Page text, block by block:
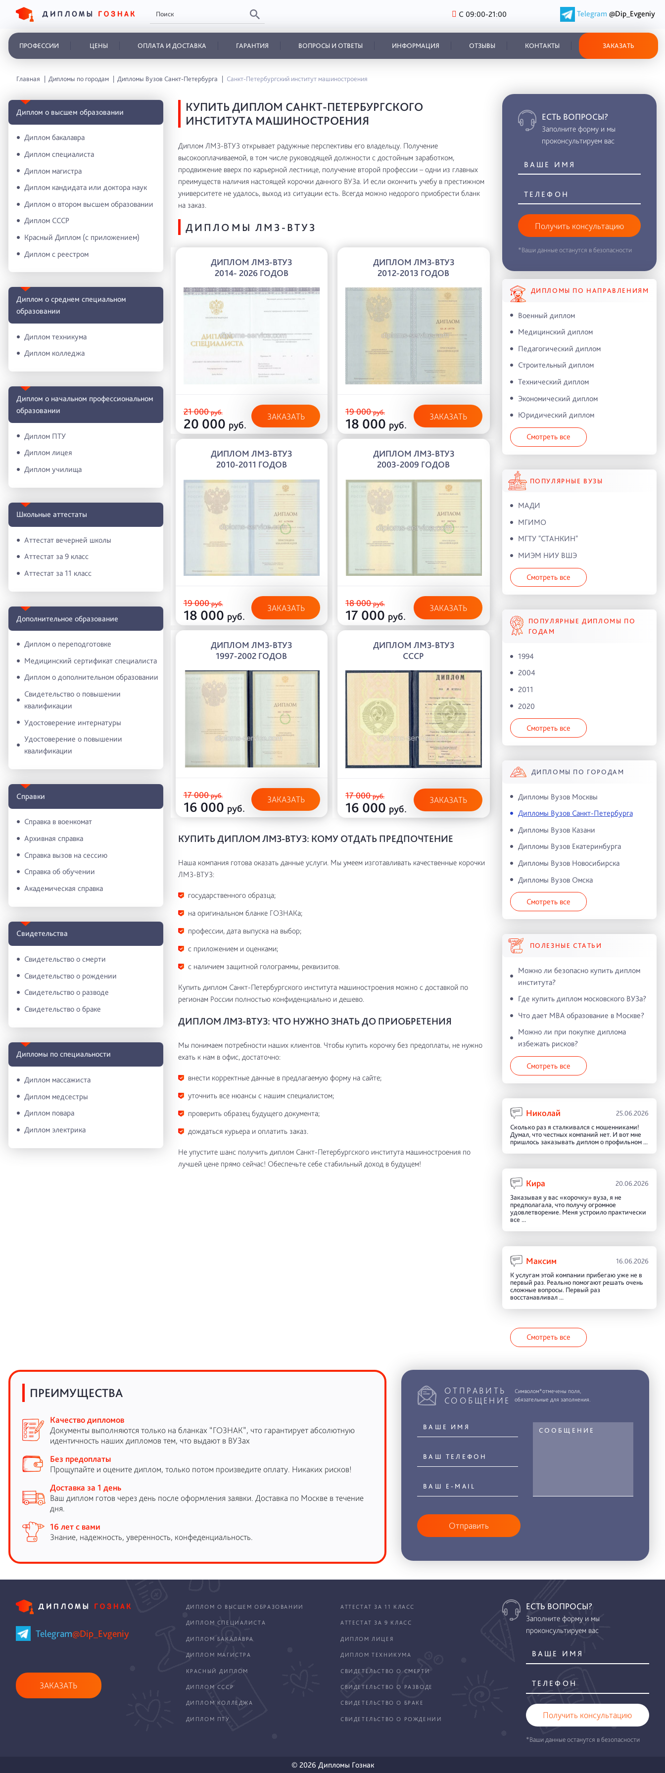
С 09:00-21:00 Telegram @Dip_Evgeniy
ПРОФЕССИИ ЦЕНЫ ОПЛАТА И ДОСТАВКА ГАРАНТИЯ ВОПРОСЫ И ОТВЕТЫ ИНФОРМАЦИЯ ОТЗЫВЫ КОНТАКТЫ ЗАКАЗАТЬ
Главная Дипломы по городам Дипломы Вузов Санкт-Петербурга Санкт-Петербургский институт машиностроения
Диплом о высшем образовании
Диплом бакалавра
Диплом специалиста
Диплом магистра
Диплом кандидата или доктора наук
Диплом о втором высшем образовании
Диплом СССР
Красный Диплом (с приложением)
Диплом с реестром
Диплом о среднем специальном
образовании
Диплом техникума
Диплом колледжа
Диплом о начальном профессиональном
oбразовании
Диплом ПТУ
Диплом лицея
Диплом училища
Школьные аттестаты
Аттестат вечерней школы
Аттестат за 9 класс
Аттестат за 11 класс
Дополнительное образование
Диплом о переподготовке
Медицинский сертификат специалиста
Диплом о дополнительном образовании
Свидетельство о повышении
квалификации
Удостоверение интернатуры
Удостоверение о повышении
квалификации
Справки
Справка в военкомат
Архивная справка
Справка вызов на сессию
Справка об обучении
Академическая справка
Свидетельства
Свидетельство о смерти
Свидетельство о рождении
Свидетельство о разводе
Свидетельство о браке
Дипломы по специальности
Диплом массажиста
Диплом медсестры
Диплом повара
Диплом электрика
КУПИТЬ ДИПЛОМ САНКТ-ПЕТЕРБУРГСКОГО
ИНСТИТУТА МАШИНОСТРОЕНИЯ
Диплом ЛМЗ-ВТУЗ открывает радужные перспективы его владельцу. Получение
высокооплачиваемой, в том числе руководящей должности с достойным заработком,
продвижение вверх по карьерной лестнице, получение второй профессии – одни из главных
преимуществ наличия настоящей корочки данного ВУЗа. И если окончить учебу в престижном
университете не удалось, выход из ситуации есть. Всегда можно недорого приобрести бланк
на заказ.
ДИПЛОМЫ ЛМЗ-ВТУЗ
ДИПЛОМ ЛМЗ-ВТУЗ
2014- 2026 ГОДОВ
21 000руб.
20 000 руб.
ЗАКАЗАТЬ
ДИПЛОМ ЛМЗ-ВТУЗ
2012-2013 ГОДОВ
19 000руб.
18 000 руб.
ЗАКАЗАТЬ
ДИПЛОМ ЛМЗ-ВТУЗ
2010-2011 ГОДОВ
19 000руб.
18 000 руб.
ЗАКАЗАТЬ
ДИПЛОМ ЛМЗ-ВТУЗ
2003-2009 ГОДОВ
18 000руб.
17 000 руб.
ЗАКАЗАТЬ
ДИПЛОМ ЛМЗ-ВТУЗ
1997-2002 ГОДОВ
17 000руб.
16 000 руб.
ЗАКАЗАТЬ
ДИПЛОМ ЛМЗ-ВТУЗ
СССР
17 000руб.
16 000 руб.
ЗАКАЗАТЬ
КУПИТЬ ДИПЛОМ ЛМЗ-ВТУЗ: КОМУ ОТДАТЬ ПРЕДПОЧТЕНИЕ
Наша компания готова оказать данные услуги. Мы умеем изготавливать качественные корочки
ЛМЗ-ВТУЗ:
государственного образца;
на оригинальном бланке ГОЗНАКа;
профессии, дата выпуска на выбор;
с приложением и оценками;
с наличием защитной голограммы, реквизитов.
Купить диплом Санкт-Петербургского института машиностроения можно с доставкой по
регионам России полностью конфиденциально и дешево.
ДИПЛОМ ЛМЗ-ВТУЗ: ЧТО НУЖНО ЗНАТЬ ДО ПРИОБРЕТЕНИЯ
Мы понимаем потребности наших клиентов. Чтобы купить корочку без предоплаты, не нужно
ехать к нам в офис, достаточно:
внести корректные данные в предлагаемую форму на сайте;
уточнить все нюансы с нашим специалистом;
проверить образец будущего документа;
дождаться курьера и оплатить заказ.
Не упустите шанс получить диплом Санкт-Петербургского института машиностроения по
лучшей цене прямо сейчас! Обеспечьте себе стабильный доход в будущем!
ЕСТЬ ВОПРОСЫ?
Заполните форму и мы
проконсультируем вас
Получить консультацию
*Ваши данные останутся в безопасности
ДИПЛОМЫ ПО НАПРАВЛЕНИЯМ
Военный диплом
Медицинский диплом
Педагогический диплом
Строительный диплом
Технический диплом
Экономический диплом
Юридический диплом
Смотреть все
ПОПУЛЯРНЫЕ ВУЗЫ
МАДИ
МГИМО
МГТУ "СТАНКИН"
МИЭМ НИУ ВШЭ
Смотреть все
ПОПУЛЯРНЫЕ ДИПЛОМЫ ПО
ГОДАМ
1994
2004
2011
2020
Смотреть все
ДИПЛОМЫ ПО ГОРОДАМ
Дипломы Вузов Москвы
Дипломы Вузов Санкт-Петербурга
Дипломы Вузов Казани
Дипломы Вузов Екатеринбурга
Дипломы Вузов Новосибирска
Дипломы Вузов Омска
Смотреть все
ПОЛЕЗНЫЕ СТАТЬИ
Можно ли безопасно купить диплом
института?
Где купить диплом московского ВУЗа?
Что дает MBA образование в Москве?
Можно ли при покупке диплома
избежать рисков?
Смотреть все
Николай 25.06.2026
Сколько раз я сталкивался с мошенниками!
Думал, что честных компаний нет. И вот мне
пришлось заказывать диплом о профильном ...
Кира 20.06.2026
Заказывая у вас «корочку» вуза, я не
предполагала, что получу огромное
удовлетворение. Меня устроило практически
все ...
Максим 16.06.2026
К услугам этой компании прибегаю уже не в
первый раз. Реально помогают решать очень
сложные вопросы. Первый раз
восстанавливал ...
Смотреть все
ПРЕИМУЩЕСТВА
Качество дипломов
Документы выполняются только на бланках “ГОЗНАК”, что гарантирует абсолютную
идентичность наших дипломов тем, что выдают в ВУЗах
Без предоплаты
Прощупайте и оцените диплом, только потом произведите оплату. Никаких рисков!
Доставка за 1 день
Ваш диплом готов через день после оформления заявки. Доставка по Москве в течение
дня.
16 лет с вами
Знание, надежность, уверенность, конфеденциальность.
ОТПРАВИТЬ
СООБЩЕНИЕ
Символом*отмечены поля,
обязательные для заполнения.
Отправить
Telegram@Dip_Evgeniy
ЗАКАЗАТЬ
ДИПЛОМ О ВЫСШЕМ ОБРАЗОВАНИИ АТТЕСТАТ ЗА 11 КЛАСС
ДИПЛОМ СПЕЦИАЛИСТА АТТЕСТАТ ЗА 9 КЛАСС
ДИПЛОМ БАКАЛАВРА ДИПЛОМ ЛИЦЕЯ
ДИПЛОМ МАГИСТРА ДИПЛОМ ТЕХНИКУМА
КРАСНЫЙ ДИПЛОМ СВИДЕТЕЛЬСТВО О СМЕРТИ
ДИПЛОМ СССР СВИДЕТЕЛЬСТВО О РАЗВОДЕ
ДИПЛОМ КОЛЛЕДЖА СВИДЕТЕЛЬСТВО О БРАКЕ
ДИПЛОМ ПТУ СВИДЕТЕЛЬСТВО О РОЖДЕНИИ
ЕСТЬ ВОПРОСЫ?
Заполните форму и мы
проконсультируем вас
Получить консультацию
*Ваши данные останутся в безопасности
© 2026 Дипломы Гознак